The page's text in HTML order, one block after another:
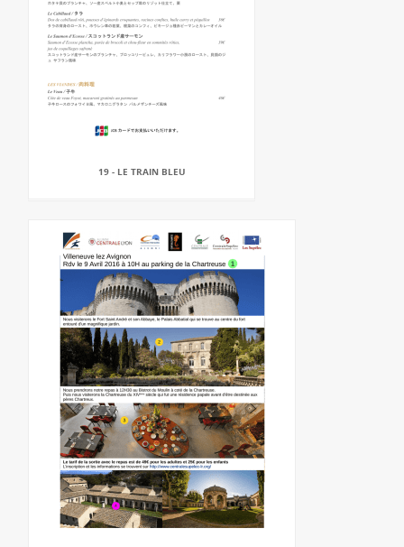
19 - LE TRAIN BLEU